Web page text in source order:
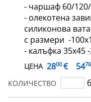
- чаршаф 60/
- олекотена
силиконова вата
с размери -
- калъфка 35х45
ЦЕНА 2800 € 5476
КОЛИЧЕСТВО